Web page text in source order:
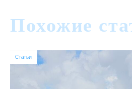
Похожие
Статьи